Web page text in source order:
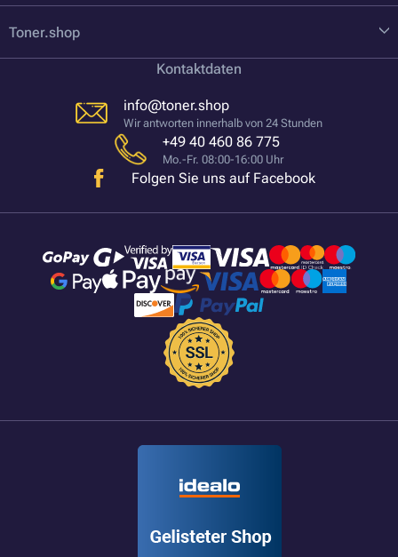
Toner.shop
Kontaktdaten
info@toner.shop
Wir antworten innerhalb von 24 Stunden
+49 40 460 86 775
Mo.-Fr. 08:00-16:00 Uhr
Folgen Sie uns auf Facebook